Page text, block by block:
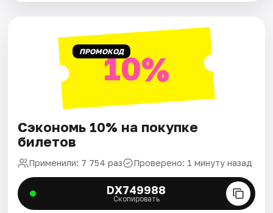
ПРОМОКОД10%
Сэкономь 10% на покупке
билетов
Применили: 7 754 раз Проверено: 1 минуту назад
DX749988
Скопировать